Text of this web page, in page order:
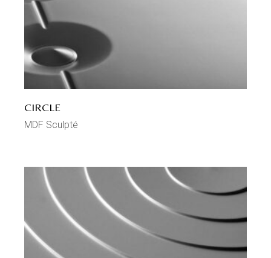
CIRCLE
MDF Sculpté